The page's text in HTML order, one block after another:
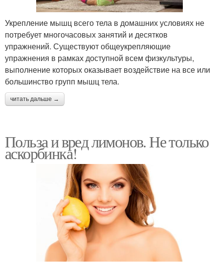
Укрепление мышц всего тела в домашних условиях не
потребует многочасовых занятий и десятков
упражнений. Существуют общеукрепляющие
упражнения в рамках доступной всем физкультуры,
выполнение которых оказывает воздействие на все или
большинство групп мышц тела.
читать дальше →
Польза и вред лимонов. Не только
аскорбинка!